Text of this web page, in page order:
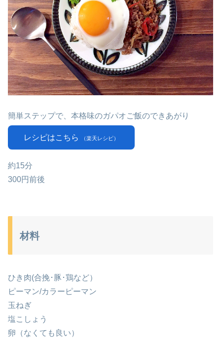
簡単ステップで、本格味のガパオご飯のできあがり
レシピはこちら （楽天レシピ）
約15分
300円前後
材料
ひき肉(合挽･豚･鶏など）
ピーマン/カラーピーマン
玉ねぎ
塩こしょう
卵（なくても良い）